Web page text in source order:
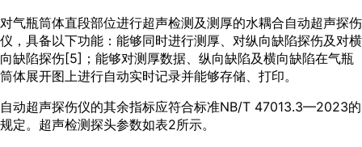
对气瓶筒体直段部位进行超声检测及测厚的水耦合自动超声探伤
仪，具备以下功能：能够同时进行测厚、对纵向缺陷探伤及对横
向缺陷探伤[5]；能够对测厚数据、纵向缺陷及横向缺陷在气瓶
筒体展开图上进行自动实时记录并能够存储、打印。
自动超声探伤仪的其余指标应符合标准NB/T 47013.3—2023的
规定。超声检测探头参数如表2所示。